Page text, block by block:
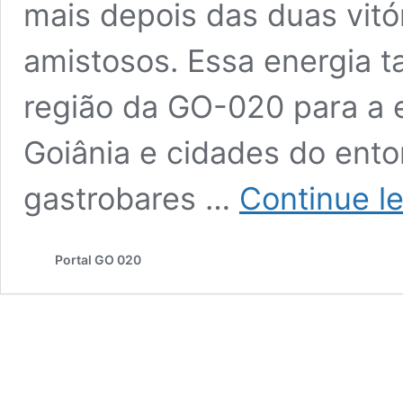
mais depois das duas
amistosos. Essa energia
região da GO-020 para a
Goiânia e cidades do
gastrobares … Continue
Portal GO 020